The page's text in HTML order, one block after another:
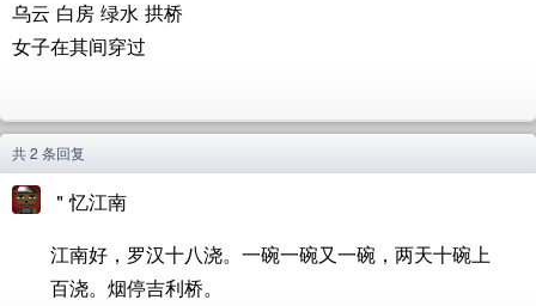
乌云 白房 绿水 拱桥
女子在其间穿过
共 2 条回复
＂忆江南
江南好，罗汉十八浇。一碗一碗又一碗，两天十碗上
百浇。烟停吉利桥。